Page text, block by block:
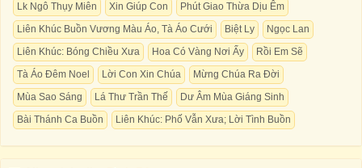
Lk Ngô Thụy Miên
Xin Giúp Con
Phút Giao Thừa Dịu Êm
Liên Khúc Buồn Vương Màu Áo, Tà Áo Cưới
Biệt Ly
Ngọc Lan
Liên Khúc: Bóng Chiều Xưa
Hoa Có Vàng Nơi Ấy
Rồi Em Sẽ
Tà Áo Đêm Noel
Lời Con Xin Chúa
Mừng Chúa Ra Đời
Mùa Sao Sáng
Lá Thư Trần Thế
Dư Âm Mùa Giáng Sinh
Bài Thánh Ca Buồn
Liên Khúc: Phố Vẫn Xưa; Lời Tình Buồn